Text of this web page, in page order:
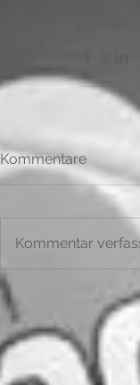
Kommentare
Kommentar